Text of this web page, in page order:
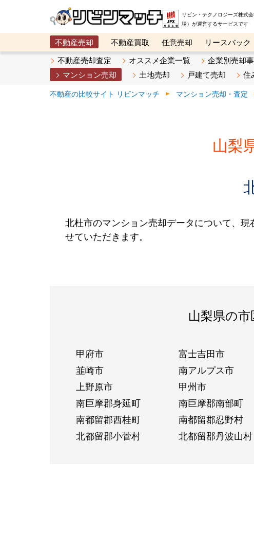
リビン・テクノロジーズ株式
場）が運営するサービスで
不動産売却 不動産買取 任意売却 リースバック
メタ住宅展示場
ベスト不動産カンパニー オンライン
不動産売却査定 オススメ企業一覧 企業別売却
マンション売却
土地売却 戸建て売却 住
不動産の比較サイト リビンマッチ マンション売却・査定
山梨
北杜市のマンション売却データについて、
せていただきます。
山梨県の
甲府市 富士吉田市
韮崎市
南アルプス市
上野原市
甲州市
南巨摩郡身延町
南巨摩郡南部町
南都留郡西桂町
南都留郡忍野村
北都留郡小菅村
北都留郡丹波山村